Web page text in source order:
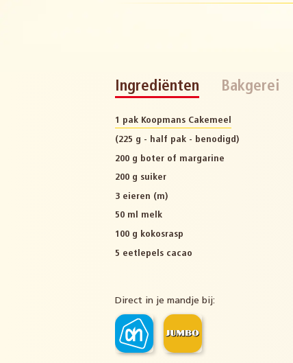
Ingrediënten Bakgerei
1 pak Koopmans Cakemeel
(225 g - half pak - benodigd)
200 g boter of margarine
200 g suiker
3 eieren (m)
50 ml melk
100 g kokosrasp
5 eetlepels cacao
Direct in je mandje bij: